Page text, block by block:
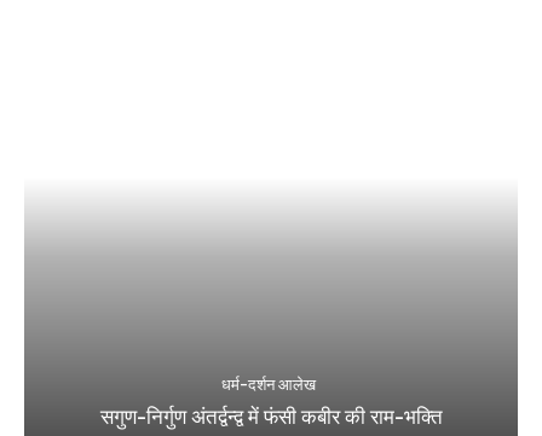
धर्म-दर्शन आलेख
सगुण-निर्गुण अंतर्द्वन्द्व में फंसी कबीर की राम-भक्ति